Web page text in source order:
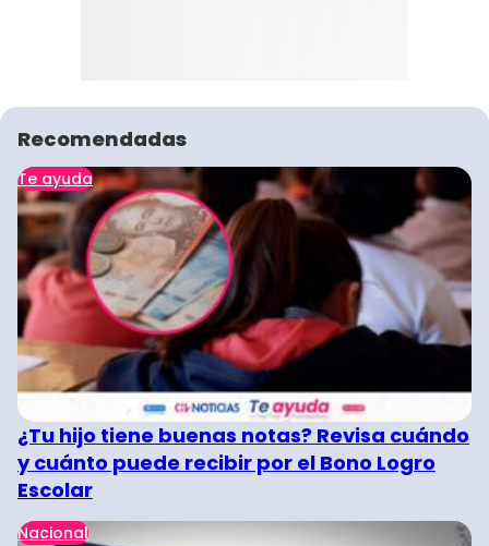
Recomendadas
Te ayuda
¿Tu hijo tiene buenas notas? Revisa cuándo
y cuánto puede recibir por el Bono Logro
Escolar
Nacional